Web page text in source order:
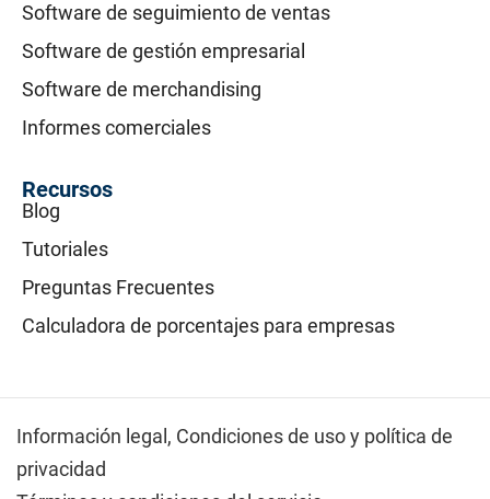
Software de seguimiento de ventas
Software de gestión empresarial
Software de merchandising
Informes comerciales
Recursos
Blog
Tutoriales
Preguntas Frecuentes
Calculadora de porcentajes para empresas
Información legal, Condiciones de uso y política de
privacidad